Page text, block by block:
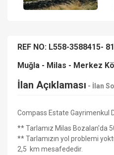
REF NO: L558-3588415-
Muğla - Milas - Merkez
İlan Açıklaması - İlan
Compass Estate Gayrimenkul
** Tarlamız Milas Bozalan'da
** Tarlamızın yol problemi
2,5 km mesafededir.